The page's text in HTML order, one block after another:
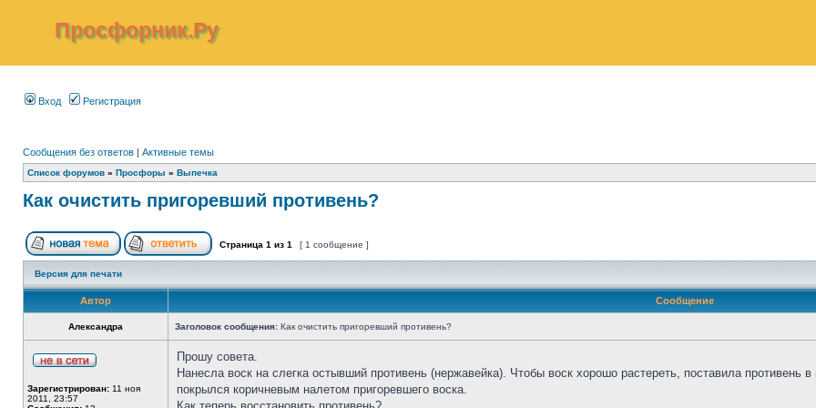
Просфорник.Ру
Вход Регистрация
Сообщения без ответов | Активные темы
Список форумов » Просфоры » Выпечка
Как очистить пригоревший противень?
Страница 1 из 1 [ 1 сообщение ]
Версия для печати
Автор Сообщение
Александра Заголовок сообщения: Как очистить пригоревший противень?
Зарегистрирован: 11 ноя
2011, 23:57
Прошу совета.
Нанесла воск на слегка остывший противень (нержавейка). Чтобы воск хорошо растереть, поставила противень
покрылся коричневым налетом пригоревшего воска.